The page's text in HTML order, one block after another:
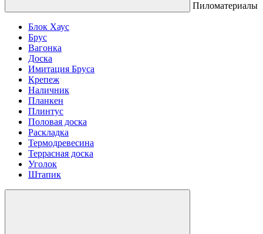
Пиломатериалы
Блок Хаус
Брус
Вагонка
Доска
Имитация Бруса
Крепеж
Наличник
Планкен
Плинтус
Половая доска
Раскладка
Термодревесина
Террасная доска
Уголок
Штапик